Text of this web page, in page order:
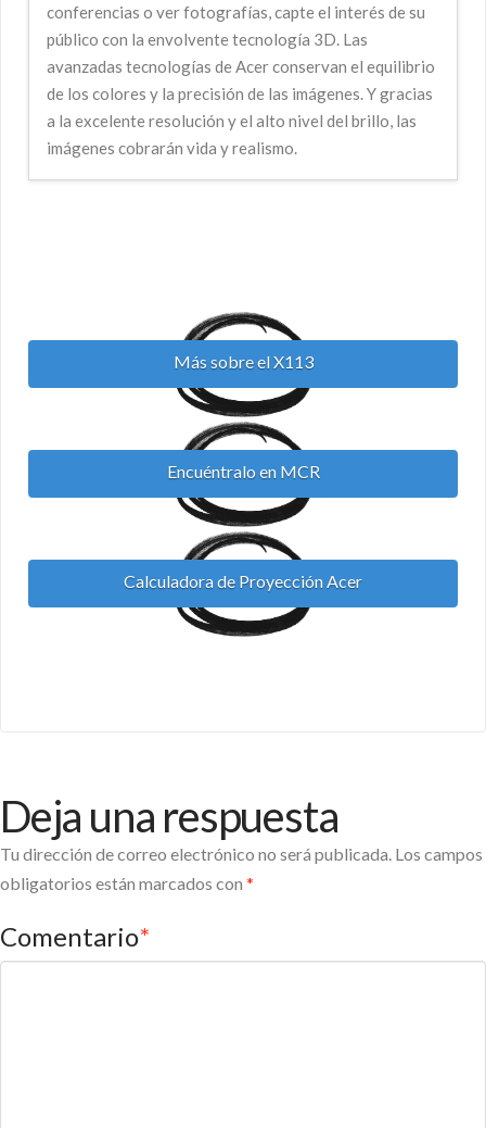
conferencias o ver fotografías, capte el interés de su
público con la envolvente tecnología 3D. Las
avanzadas tecnologías de Acer conservan el equilibrio
de los colores y la precisión de las imágenes. Y gracias
a la excelente resolución y el alto nivel del brillo, las
imágenes cobrarán vida y realismo.
Más sobre el X113
Encuéntralo en MCR
Calculadora de Proyección Acer
Deja una respuesta
Tu dirección de correo electrónico no será publicada. Los campos
obligatorios están marcados con *
Comentario*